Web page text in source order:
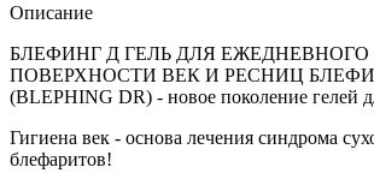
Описание
БЛЕФИНГ Д ГЕЛЬ ДЛЯ
ПОВЕРХНОСТИ ВЕК И РЕСНИЦ
(BLEPHING DR) - новое поколение гелей
Гигиена век - основа лечения синдрома
блефаритов!